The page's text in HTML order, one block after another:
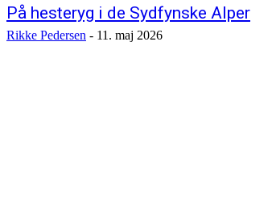
På hesteryg i de Sydfynske Alper
Rikke Pedersen - 11. maj 2026